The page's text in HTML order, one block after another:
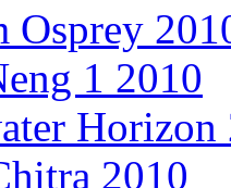
Osprey
1 2010
Horizon
2010